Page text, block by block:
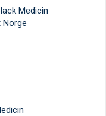
Medicin
Norge